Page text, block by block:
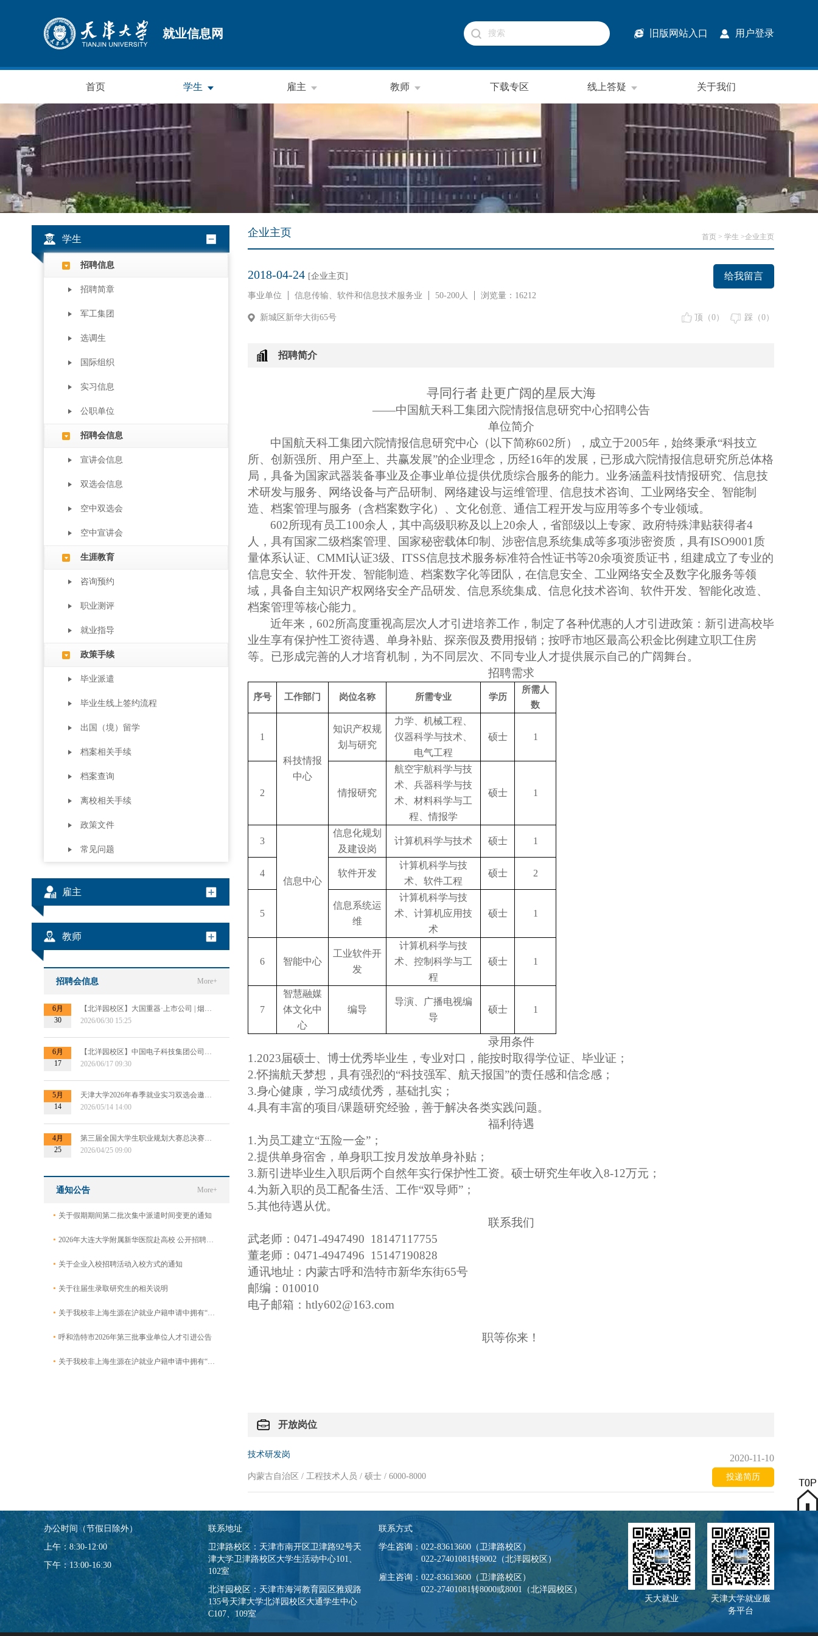
就业信息网 用户登录
旧版网站入口
首页 学生 雇主 教师 下载专区 线上答疑 关于我们
学生
招聘信息
招聘简章
军工集团
选调生
国际组织
实习信息
公职单位
招聘会信息
宣讲会信息
双选会信息
空中双选会
空中宣讲会
生涯教育
咨询预约
职业测评
就业指导
政策手续
毕业派遣
毕业生线上签约流程
出国（境）留学
档案相关手续
档案查询
离校相关手续
政策文件
常见问题
雇主
教师
招聘会信息 More+
6月
30
【北洋园校区】大国重器·上市公司 | 烟台杰瑞集团2027届秋招提前批宣讲会
2026/06/30 15:25
6月
17
【北洋园校区】中国电子科技集团公司第十四研究所信息处理研究部提前批招聘宣讲
2026/06/17 09:30
5月
14
天津大学2026年春季就业实习双选会邀请函
2026/05/14 14:00
4月
25
第三届全国大学生职业规划大赛总决赛专场招聘会暨“千校万企供需对接会”
2026/04/25 09:00
通知公告 More+
• 关于假期期间第二批次集中派遣时间变更的通知
• 2026年大连大学附属新华医院赴高校 公开招聘工作人员公告
• 关于企业入校招聘活动入校方式的通知
• 关于往届生录取研究生的相关说明
• 关于我校非上海生源在沪就业户籍申请中拥有“专利证书及申请”的毕业生名单公示
• 呼和浩特市2026年第三批事业单位人才引进公告
• 关于我校非上海生源在沪就业户籍申请中拥有“专利证书及申请”的毕业生名单公示
企业主页 首页 > 学生 >企业主页
2018-04-24 [企业主页] 给我留言
事业单位 信息传输、软件和信息技术服务业 50-200人 浏览量：16212
新城区新华大街65号 顶（0） 踩（0）
招聘简介
寻同行者 赴更广阔的星辰大海
——中国航天科工集团六院情报信息研究中心招聘公告
单位简介
中国航天科工集团六院情报信息研究中心（以下简称602所），成立于2005年，始终秉承“科技立
所、创新强所、用户至上、共赢发展”的企业理念，历经16年的发展，已形成六院情报信息研究所总体格
局，具备为国家武器装备事业及企事业单位提供优质综合服务的能力。业务涵盖科技情报研究、信息技
术研发与服务、网络设备与产品研制、网络建设与运维管理、信息技术咨询、工业网络安全、智能制
造、档案管理与服务（含档案数字化）、文化创意、通信工程开发与应用等多个专业领域。
602所现有员工100余人，其中高级职称及以上20余人，省部级以上专家、政府特殊津贴获得者4
人，具有国家二级档案管理、国家秘密载体印制、涉密信息系统集成等多项涉密资质，具有ISO9001质
量体系认证、CMMI认证3级、ITSS信息技术服务标准符合性证书等20余项资质证书，组建成立了专业的
信息安全、软件开发、智能制造、档案数字化等团队，在信息安全、工业网络安全及数字化服务等领
域，具备自主知识产权网络安全产品研发、信息系统集成、信息化技术咨询、软件开发、智能化改造、
档案管理等核心能力。
近年来，602所高度重视高层次人才引进培养工作，制定了各种优惠的人才引进政策：新引进高校毕
业生享有保护性工资待遇、单身补贴、探亲假及费用报销；按呼市地区最高公积金比例建立职工住房
等。已形成完善的人才培育机制，为不同层次、不同专业人才提供展示自己的广阔舞台。
招聘需求
序号 工作部门 岗位名称 所需专业 学历
所需人
数
1
科技情报
中心
知识产权规
划与研究
力学、机械工程、
仪器科学与技术、
电气工程
硕士 1
2 情报研究
航空宇航科学与技
术、兵器科学与技
术、材料科学与工
程、情报学
硕士 1
3
信息中心
信息化规划
及建设岗
计算机科学与技术 硕士 1
4 软件开发
计算机科学与技
术、软件工程
硕士 2
5
信息系统运
维
计算机科学与技
术、计算机应用技
术
硕士 1
6 智能中心
工业软件开
发
计算机科学与技
术、控制科学与工
程
硕士 1
7
智慧融媒
体文化中
心
编导
导演、广播电视编
导
硕士 1
录用条件
1.2023届硕士、博士优秀毕业生，专业对口，能按时取得学位证、毕业证；
2.怀揣航天梦想，具有强烈的“科技强军、航天报国”的责任感和信念感；
3.身心健康，学习成绩优秀，基础扎实；
4.具有丰富的项目/课题研究经验，善于解决各类实践问题。
福利待遇
1.为员工建立“五险一金” ；
2.提供单身宿舍，单身职工按月发放单身补贴；
3.新引进毕业生入职后两个自然年实行保护性工资。硕士研究生年收入8-12万元；
4.为新入职的员工配备生活、工作“双导师” ；
5.其他待遇从优。
联系我们
武老师：0471-4947490 18147117755
董老师：0471-4947496 15147190828
通讯地址：内蒙古呼和浩特市新华东街65号
邮编：010010
电子邮箱：htly602@163.com
职等你来！
开放岗位
技术研发岗 2020-11-10
内蒙古自治区 / 工程技术人员 / 硕士 / 6000-8000 投递简历
办公时间（节假日除外）
上午：8:30-12:00
下午：13:00-16:30
联系地址
卫津路校区：天津市南开区卫津路92号天
津大学卫津路校区大学生活动中心101、
102室
北洋园校区：天津市海河教育园区雅观路
135号天津大学北洋园校区大通学生中心
C107、109室
联系方式
学生咨询：022-83613600（卫津路校区）
022-27401081转8002（北洋园校区）
雇主咨询：022-83613600（卫津路校区）
022-27401081转8000或8001（北洋园校区）
天津大学就业服
务平台
天大就业